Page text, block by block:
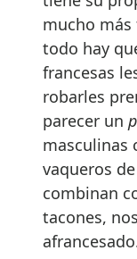
mucho
todo hay
francesas
robarles
parecer un
masculinas
vaqueros
combinan
tacones,